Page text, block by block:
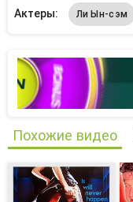
Актеры: Ли Ын-сэм
Похожие видео